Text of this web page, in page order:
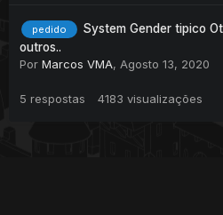
pedido
System Gender tipico
outros..
Por Marcos VMA, Agosto 13, 2020
5 respostas 4183 visualizações